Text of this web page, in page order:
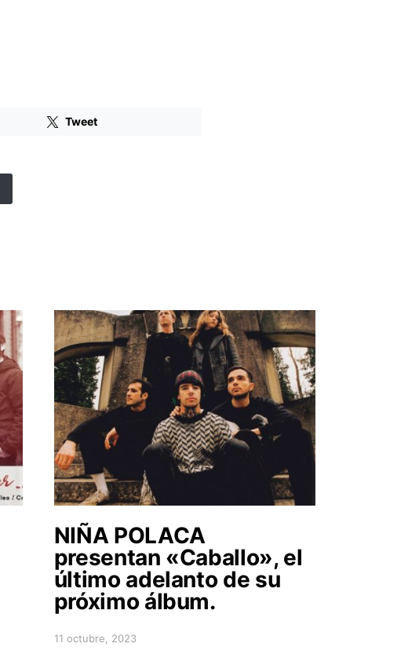
Tweet
NIÑA POLACA
presentan «Caballo», el
último adelanto de su
próximo álbum.
Posted on
11 octubre, 2023